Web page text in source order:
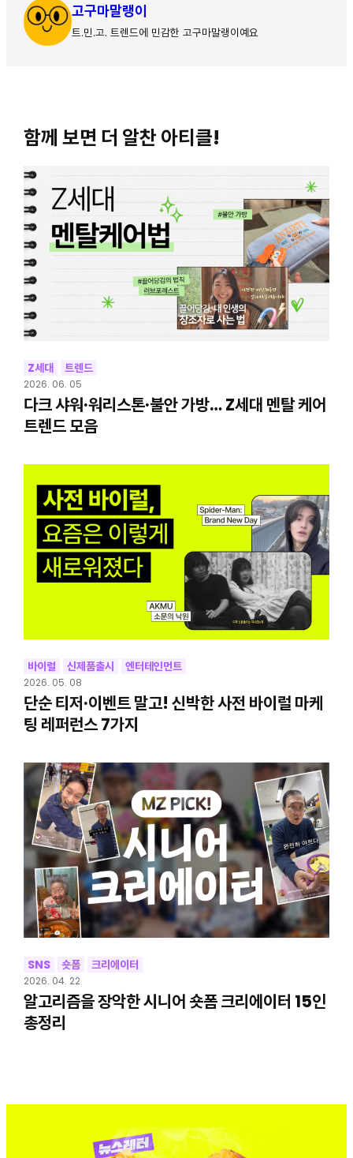
고구마말랭이
트.민.고. 트렌드에 민감한 고구마말랭이예요
함께 보면 더 알찬 아티클!
Z세대 트렌드
2026. 06. 05
다크 샤워·워리스톤·불안 가방… Z세대 멘탈 케어
트렌드 모음
바이럴 신제품출시 엔터테인먼트
2026. 05. 08
단순 티저·이벤트 말고! 신박한 사전 바이럴 마케
팅 레퍼런스 7가지
SNS 숏폼 크리에이터
2026. 04. 22
알고리즘을 장악한 시니어 숏폼 크리에이터 15인
총정리